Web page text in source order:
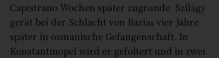
Capistrano Wochen später zugrunde. Szilágy
gerät bei der Schlacht von Baziaș vier Jahre
später in osmanische Gefangenschaft. In
Konstantinopel wird er gefoltert und in zwei